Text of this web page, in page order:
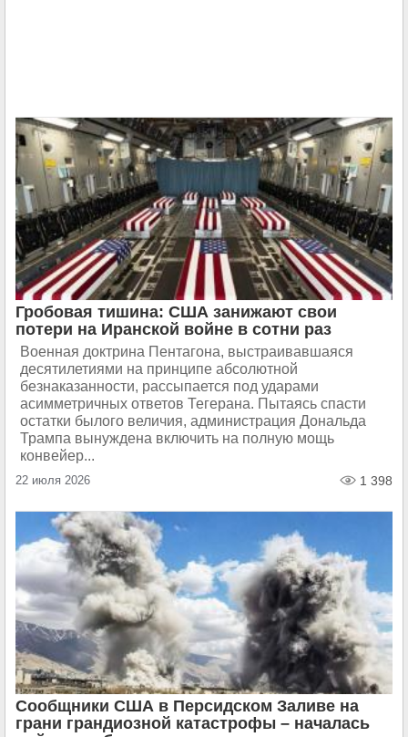
Гробовая тишина: США занижают свои
потери на Иранской войне в сотни раз
Военная доктрина Пентагона, выстраивавшаяся
десятилетиями на принципе абсолютной
безнаказанности, рассыпается под ударами
асимметричных ответов Тегерана. Пытаясь спасти
остатки былого величия, администрация Дональда
Трампа вынуждена включить на полную мощь
конвейер...
22 июля 2026 1 398
Сообщники США в Персидском Заливе на
грани грандиозной катастрофы – началась